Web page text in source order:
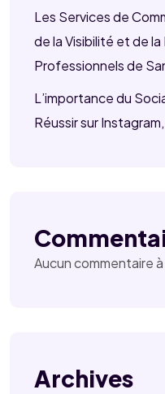
Les Services de
de la Visibilité et de
Professionnels de
L’importance du
Réussir sur
Aucun commentaire
Archives